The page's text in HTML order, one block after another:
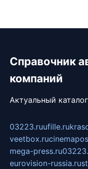
Справочник
компаний
Актуальный
03223.ruufille.ru
veetbox.ru
mega-press.ru
eurovision-russia.ru